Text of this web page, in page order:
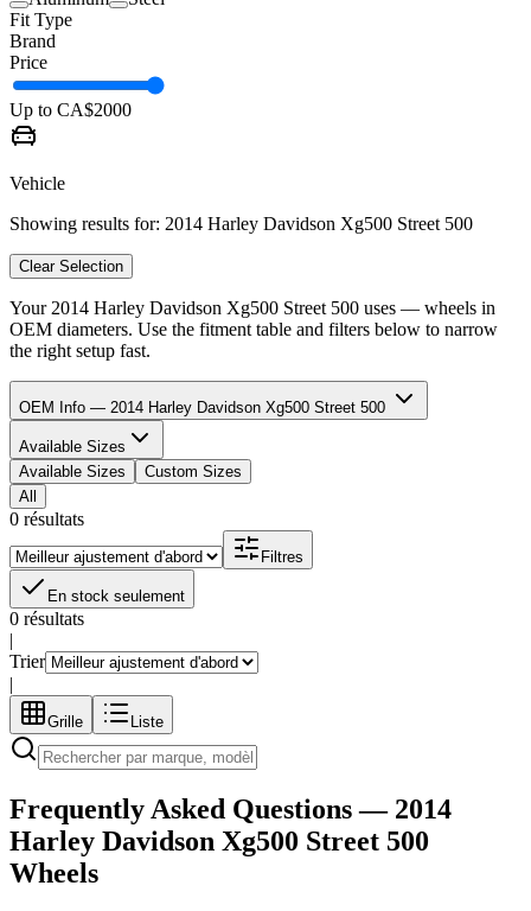
Fit Type
Brand
Price
Up to CA$2000
Vehicle
Showing results for: 2014 Harley Davidson Xg500 Street 500
Clear Selection
Your 2014 Harley Davidson Xg500 Street 500 uses — wheels in
OEM diameters. Use the fitment table and filters below to narrow
the right setup fast.
OEM Info — 2014 Harley Davidson Xg500 Street 500
Available Sizes
Available Sizes
Custom Sizes
All
0 résultats
Filtres
En stock seulement
0 résultats
|
Trier
|
Grille Liste
Frequently Asked Questions — 2014
Harley Davidson Xg500 Street 500
Wheels